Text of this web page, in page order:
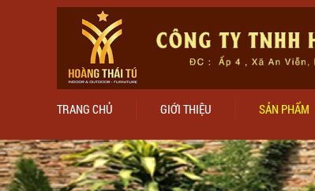
TRANG CHỦ GIỚI THIỆU SẢN PHẨM